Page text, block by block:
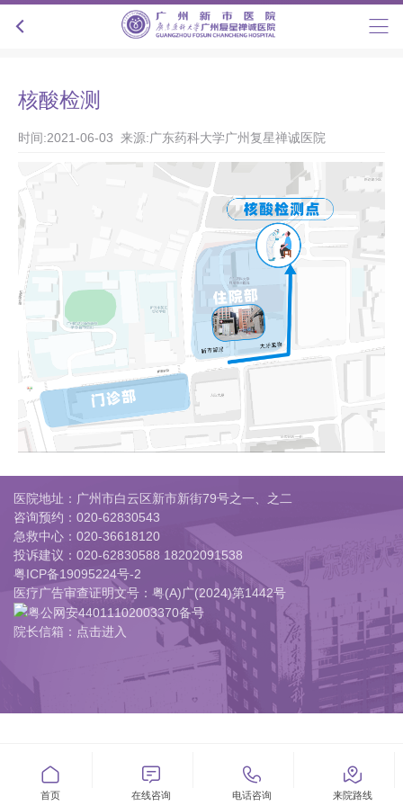
核酸检测
时间:2021-06-03 来源:广东药科大学广州复星禅诚医院

首页

在线咨询

电话咨询

来院路线
医院地址：广州市白云区新市新街79号之一、之二
咨询预约： 020-62830543
急救中心： 020-36618120
投诉建议： 020-62830588 18202091538
粤ICP备19095224号-2
医疗广告审查证明文号：粤(A)广(2024)第1442号
粤公网安44011102003370备号
院长信箱：点击进入